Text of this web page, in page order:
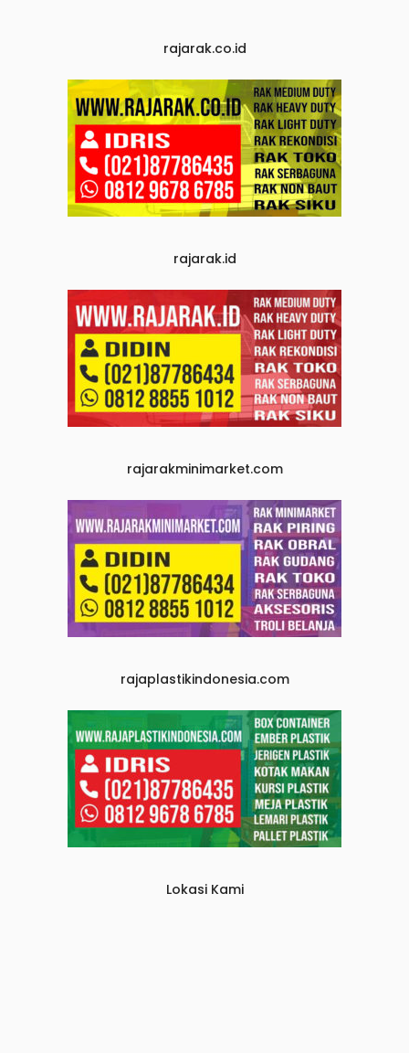
rajarak.co.id
rajarak.id
rajarakminimarket.com
rajaplastikindonesia.com
Lokasi Kami